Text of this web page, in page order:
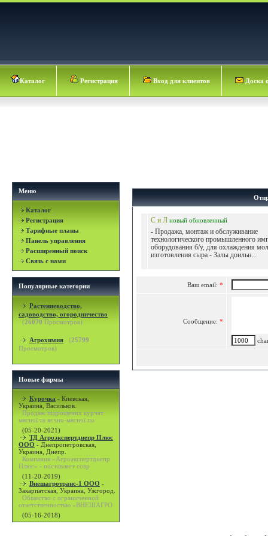
Каталог Регистрация Вход для клиентов Доска
Меню
Каталог
Регистрация
Тарифные планы
Панель управления
Расширенный поиск
Связь с нами
Популярные категории
Растениеводство,
садоводство, огородничество
(26070 Просмотров)
Агрохимия (25799
Просмотров)
Новые фирмы
Курочка - Киевская,
Украина, Васильков.
Продаж підрощених курчат
мясної та яєчно-мясної по
(05-20-2021)
ТД Агроэкспертднепр Плюс
ООО - Днепропетровская,
Украина, Днепр.
Компания «Агроэкспертднепр
Плюс» - поставляет совр
(11-20-2019)
Внешагротранс-1 ООО -
Закарпатская, Украина, Ужгород.
Общество с ограниченной
ответственностью «ВНЕШАГРО
(05-16-2018)
С и Л новый обновленный
- Продажа, монтаж и обслуживание
технологического промышленного
оборудования б/у, для охлаждения
изготовления сыра - Залы доильн...
Ваш email: *
Сообщение: *